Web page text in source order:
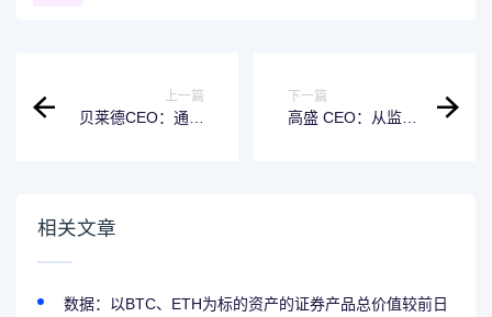
上一篇
贝莱德CEO：通胀
下一篇
高盛 CEO：从监管
相关文章
数据：以BTC、ETH为标的资产的证券产品总价值较前日